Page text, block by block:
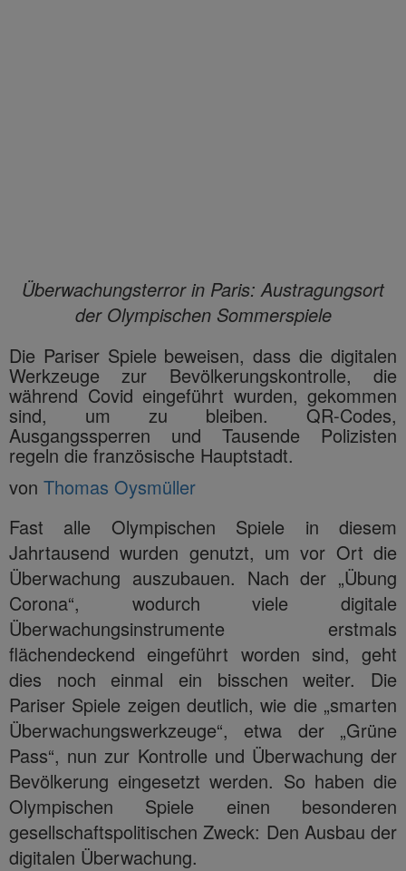
Überwachungsterror in Paris: Austragungsort
der Olympischen Sommerspiele
Die Pariser Spiele beweisen, dass die digitalen
Werkzeuge zur Bevölkerungskontrolle, die
während Covid eingeführt wurden, gekommen
sind, um zu bleiben. QR-Codes,
Ausgangssperren und Tausende Polizisten
regeln die französische Hauptstadt.
von Thomas Oysmüller
Fast alle Olympischen Spiele in diesem
Jahrtausend wurden genutzt, um vor Ort die
Überwachung auszubauen. Nach der „Übung
Corona“, wodurch viele digitale
Überwachungsinstrumente erstmals
flächendeckend eingeführt worden sind, geht
dies noch einmal ein bisschen weiter. Die
Pariser Spiele zeigen deutlich, wie die „smarten
Überwachungswerkzeuge“, etwa der „Grüne
Pass“, nun zur Kontrolle und Überwachung der
Bevölkerung eingesetzt werden. So haben die
Olympischen Spiele einen besonderen
gesellschaftspolitischen Zweck: Den Ausbau der
digitalen Überwachung.